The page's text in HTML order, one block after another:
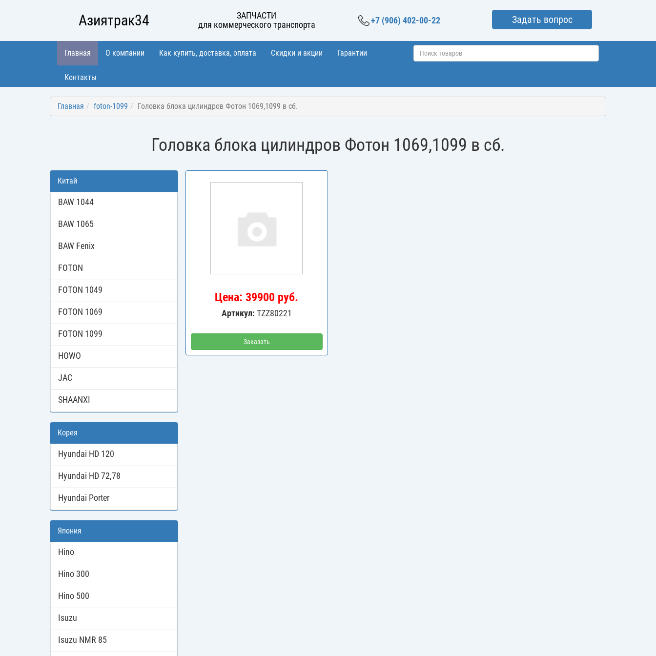
Азиятрак34
ЗАПЧАСТИ
для коммерческого транспорта
+7 (906) 402-00-22 Задать вопрос
Главная О компании Как купить, доставка, оплата Скидки и акции Гарантии
Контакты
Главная foton-1099 Головка блока цилиндров Фотон 1069,1099 в сб.
Головка блока цилиндров Фотон 1069,1099 в сб.
Китай
BAW 1044
BAW 1065
BAW Fenix
FOTON
FOTON 1049
FOTON 1069
FOTON 1099
HOWO
JAC
SHAANXI
Корея
Hyundai HD 120
Hyundai HD 72,78
Hyundai Porter
Япония
Hino
Hino 300
Hino 500
Isuzu
Isuzu NMR 85
Цена: 39900 руб.
Артикул: TZZ80221
Заказать